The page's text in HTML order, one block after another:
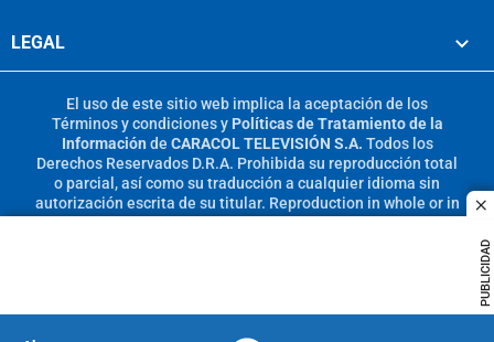
PUBLICIDAD
LEGAL
El uso de este sitio web implica la aceptación de los
Términos y condicionesy Políticas de Tratamiento de la
Información de CARACOL TELEVISIÓN S.A. Todos los
Derechos Reservados D.R.A. Prohibida su reproducción total
o parcial, así como su traducción a cualquier idioma sin
autorización escrita de su titular. Reproduction in whole or in